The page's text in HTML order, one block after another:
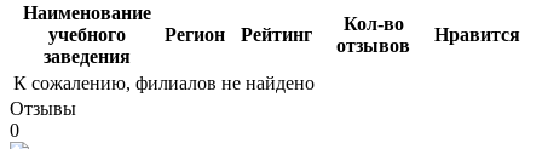
Наименование
учебного
заведения
Регион Рейтинг
Кол-во
отзывов
Нравится
К сожалению, филиалов не найдено
Отзывы
0